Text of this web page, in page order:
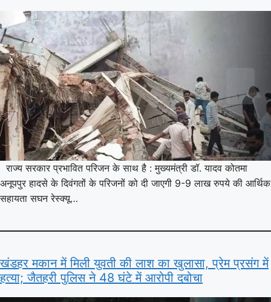
राज्य सरकार प्रभावित परिजन के साथ है : मुख्यमंत्री डॉ. यादव कोतमा
अनूपपुर हादसे के दिवंगतों के परिजनों को दी जाएगी 9-9 लाख रुपये की आर्थिक
सहायता सघन रेस्क्यू…
खंडहर मकान में मिली युवती की लाश का खुलासा, प्रेम प्रसंग में
हत्या; जैतहरी पुलिस ने 48 घंटे में आरोपी दबोचा